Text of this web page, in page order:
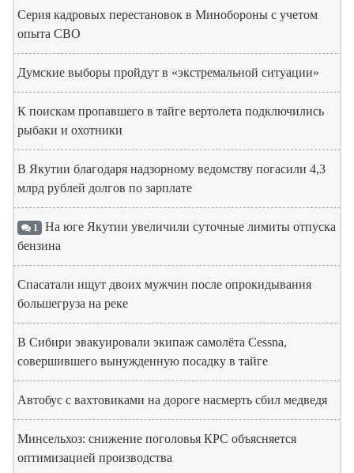
Серия кадровых перестановок в Минобороны с учетом
опыта СВО
Думские выборы пройдут в «экстремальной ситуации»
К поискам пропавшего в тайге вертолета подключились
рыбаки и охотники
В Якутии благодаря надзорному ведомству погасили 4,3
млрд рублей долгов по зарплате
1 На юге Якутии увеличили суточные лимиты отпуска
бензина
Спасатали ищут двоих мужчин после опрокидывания
большегруза на реке
В Сибири эвакуировали экипаж самолёта Cessna,
совершившего вынужденную посадку в тайге
Автобус с вахтовиками на дороге насмерть сбил медведя
Минсельхоз: снижение поголовья КРС объясняется
оптимизацией производства